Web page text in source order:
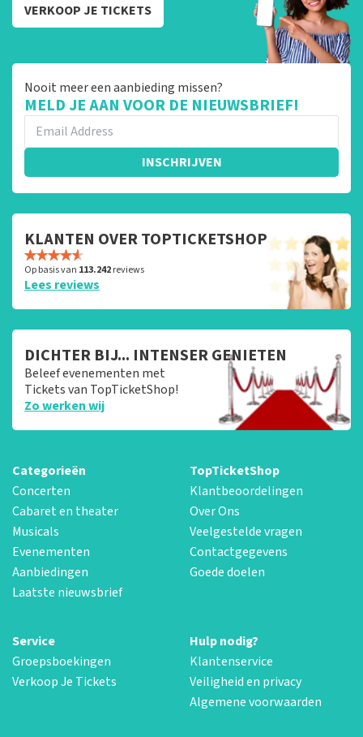
VERKOOP JE TICKETS
Nooit meer een aanbieding missen?
MELD JE AAN VOOR DE NIEUWSBRIEF!
INSCHRIJVEN
KLANTEN OVER TOPTICKETSHOP
Op basis van 113.242reviews
Lees reviews
DICHTER BIJ... INTENSER GENIETEN
Beleef evenementen met
Tickets van TopTicketShop!
Zo werken wij
Categorieën
Concerten
Cabaret en theater
Musicals
Evenementen
Aanbiedingen
Laatste nieuwsbrief
TopTicketShop
Klantbeoordelingen
Over Ons
Veelgestelde vragen
Contactgegevens
Goede doelen
Service
Groepsboekingen
Verkoop Je Tickets
Hulp nodig?
Klantenservice
Veiligheid en privacy
Algemene voorwaarden